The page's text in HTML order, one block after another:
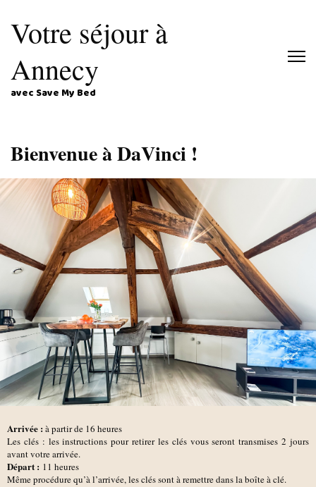
Votre séjour à
Annecy
avec Save My Bed
Bienvenue à DaVinci !
Arrivée : à partir de 16 heures
Les clés : les instructions pour retirer les clés vous seront transmises 2 jours
avant votre arrivée.
Départ : 11 heures
Même procédure qu’à l’arrivée, les clés sont à remettre dans la boîte à clé.